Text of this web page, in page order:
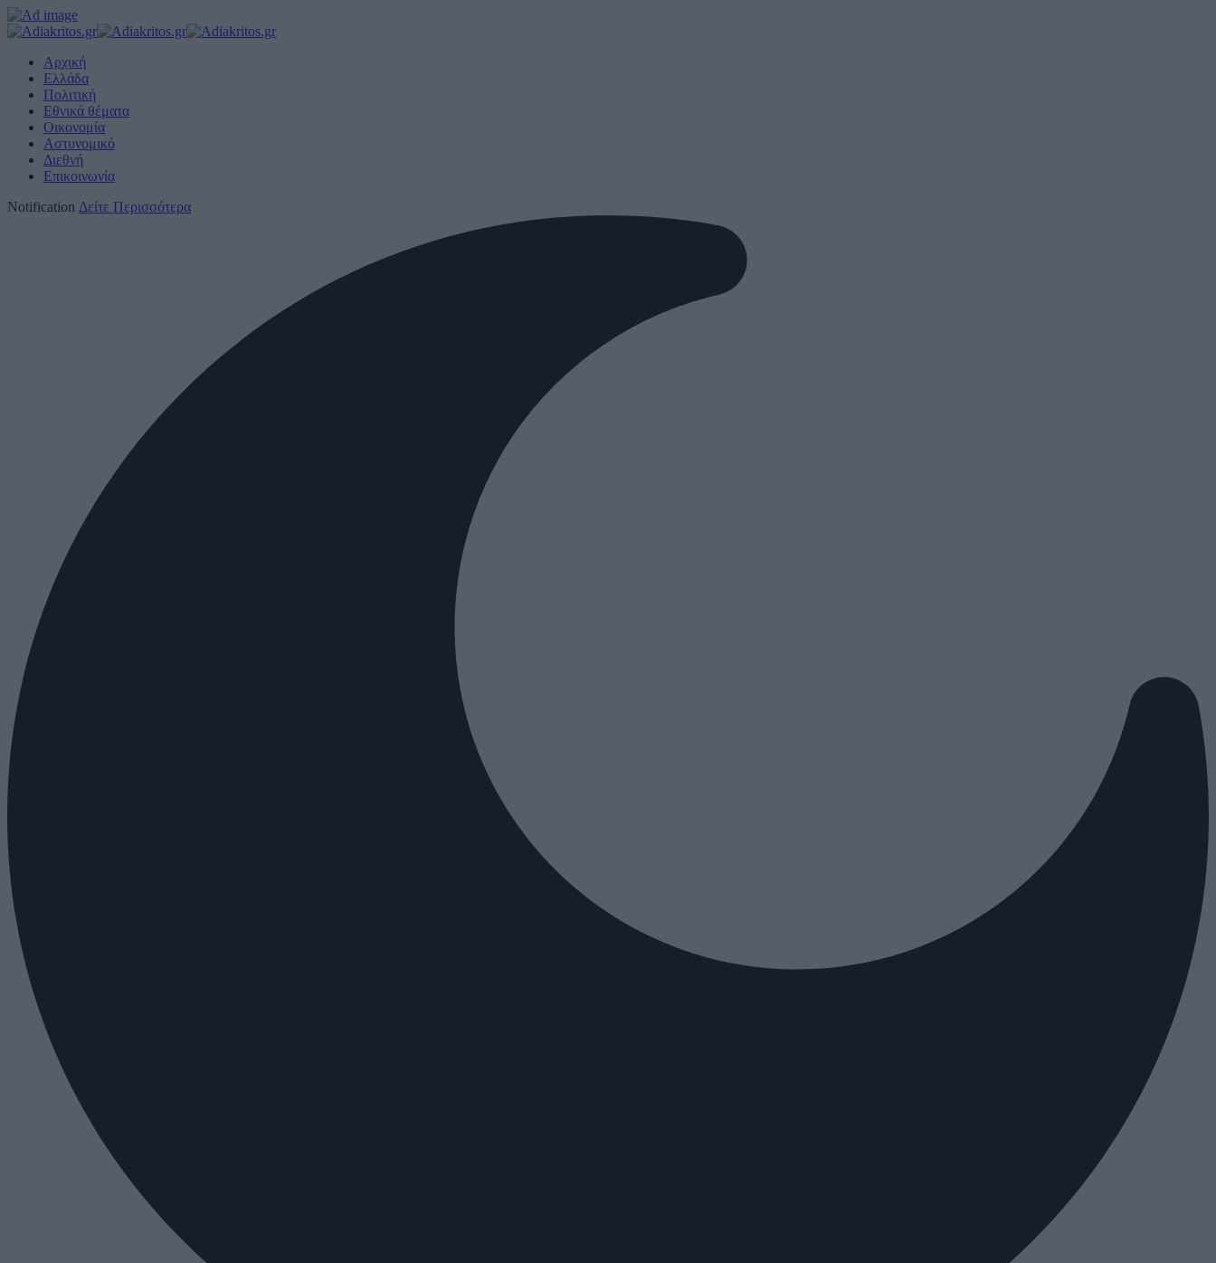
Αρχική
Ελλάδα
Πολιτική
Εθνικά θέματα
Οικονομία
Αστυνομικό
Διεθνή
Επικοινωνία
Notification Δείτε Περισσότερα